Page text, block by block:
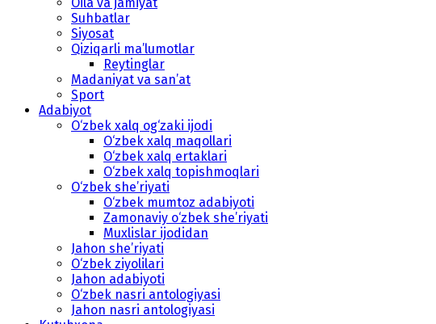
Suhbatlar
Siyosat
Qiziqarli ma’lumotlar
Reytinglar
Madaniyat va san’at
Sport
Adabiyot
O‘zbek xalq og‘zaki ijodi
O‘zbek xalq maqollari
O‘zbek xalq ertaklari
O‘zbek xalq topishmoqlari
O‘zbek she’riyati
O‘zbek mumtoz adabiyoti
Zamonaviy o‘zbek she’riyati
Muxlislar ijodidan
Jahon she’riyati
O‘zbek ziyolilari
Jahon adabiyoti
O‘zbek nasri antologiyasi
Jahon nasri antologiyasi